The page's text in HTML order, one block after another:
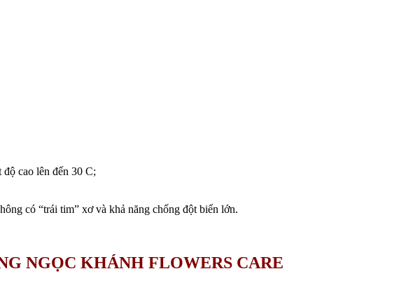
cao lên đến 30 C;
có “trái tim” xơ và khả năng chống đột biến lớn.
NGỌC KHÁNH FLOWERS CARE